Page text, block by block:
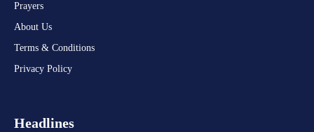
Prayers
About Us
Terms & Conditions
Privacy Policy
Headlines